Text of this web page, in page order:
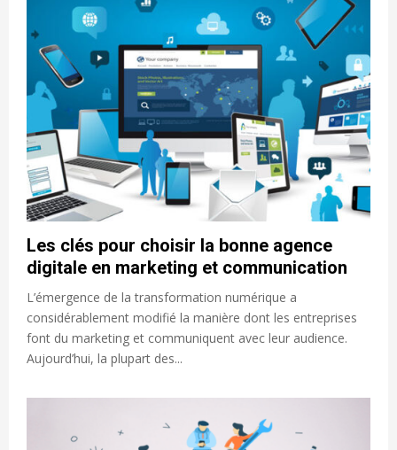
Les clés pour choisir la bonne agence
digitale en marketing et communication
L’émergence de la transformation numérique a
considérablement modifié la manière dont les entreprises
font du marketing et communiquent avec leur audience.
Aujourd’hui, la plupart des...